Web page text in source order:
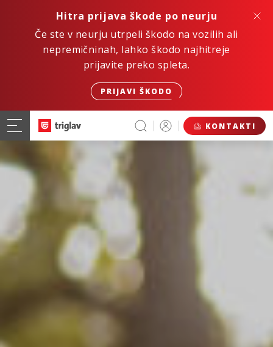
Hitra prijava škode po neurju
Če ste v neurju utrpeli škodo na vozilih ali
nepremičninah, lahko škodo najhitreje
prijavite preko spleta.
PRIJAVI ŠKODO
KONTAKTI